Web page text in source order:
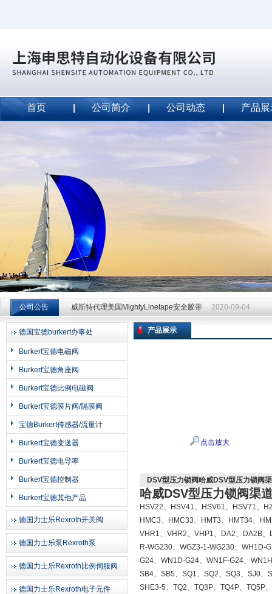
上海申思特自动化设备有限公司
首页 公司简介 公司动态 产品
公司公告
威斯特代理美国MightyLinetape安全胶带 2020-09-04
威斯特代理美国MightyLinetape安全胶带 2020-09-04
威斯特代理美国MightyLinetape安全胶带
德国宝德burkert办事处
Burkert宝德电磁阀
Burkert宝德角座阀
Burkert宝德比例电磁阀
Burkert宝德膜片阀/隔膜阀
宝德Burkert传感器/流量计
Burkert宝德变送器
Burkert宝德电导率
Burkert宝德控制器
Burkert宝德其他产品
德国力士乐Rexroth开关阀
德国力士乐泵Rexroth泵
德国力士乐Rexroth比例伺服阀
德国力士乐Rexroth电子元件
产品展示
点击放大
DSV型压力锁阀哈威DSV型压力锁阀
哈威DSV型压力锁阀渠
HSV22、HSV41、HSV61、HSV71、
HMC3、HMC33、HMT3、HMT34、
VHR1、VHR2、VHP1、DA2、DA2B
R-WG230、WGZ3-1-WG230、WH1D-
G24、WN1D-G24、WN1F-G24、
SB4、SB5、SQ1、SQ2、SQ3、SJ0
SHE3-5、TQ2、TQ3P、TQ4P、TQ5P